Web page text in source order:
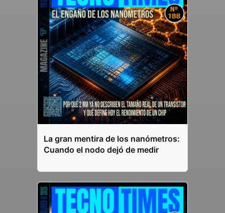
La gran mentira de los nanómetros:
Cuando el nodo dejó de medir